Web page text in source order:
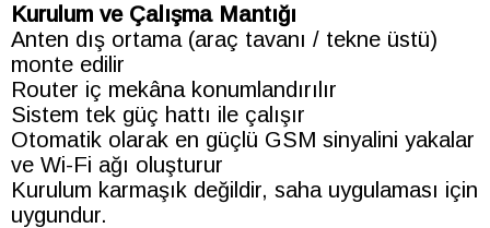
Kurulum ve Çalışma Mantığı
Anten dış ortama (araç tavanı / tekne üstü)
monte edilir
Router iç mekâna konumlandırılır
Sistem tek güç hattı ile çalışır
Otomatik olarak en güçlü GSM sinyalini yakalar
ve Wi-Fi ağı oluşturur
Kurulum karmaşık değildir, saha uygulaması için
uygundur.